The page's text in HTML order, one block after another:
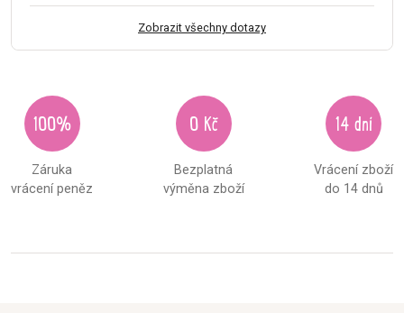
Zobrazit všechny dotazy
100%
Záruka
vrácení peněz
0 Kč
Bezplatná
výměna zboží
14 dní
Vrácení zboží
do 14 dnů